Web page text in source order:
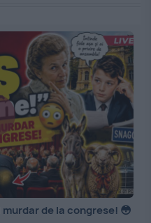
murdar de la congrese! 😳